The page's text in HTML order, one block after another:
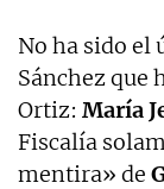
No ha sido el
Sánchez que
Ortiz: María
Fiscalía
mentira» de